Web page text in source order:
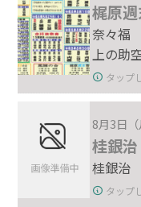
梶原
奈々福
上の助
タップ
8月3日（
桂銀
桂銀治
タップ